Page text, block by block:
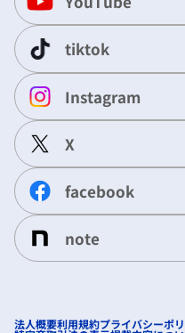
tiktok
Instagram
X
facebook
note
法人概要利用規約プライバシーポ